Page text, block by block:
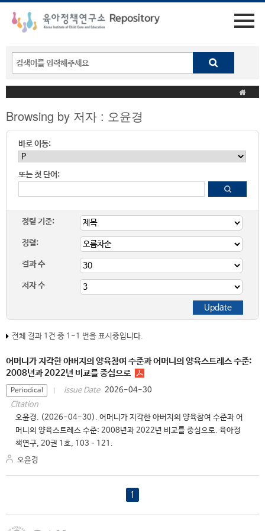
Browsing by 저자 : 오윤경
바로 이동:
또는 첫 단어:
정렬 기준:
정렬:
결과 수
저자 수
전체 결과 1건 중 1-1 번을 표시중입니다.
어머니가 지각한 아버지의 양육참여 수준과 어머니의 양육스트레스 수준:
2008년과 2022년 비교를 중심으로
Periodical Issue Date 2026-04-30
Citation
오윤경. (2026-04-30). 어머니가 지각한 아버지의 양육참여 수준과 어
머니의 양육스트레스 수준: 2008년과 2022년 비교를 중심으로. 육아정
책연구, 20권 1호, 103–121.
오윤경
1